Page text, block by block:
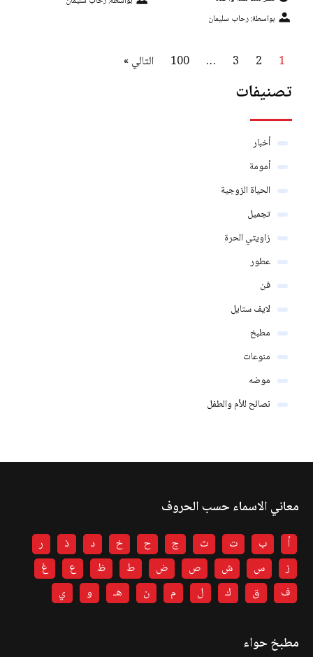
بواسطة: رحاب سليمان
1
2
3
…
100 التالي »
تصنيفات
أخبار
أمومة
الحياة الزوجية
تجميل
زاويتي الحرة
عطور
فن
لايف ستايل
مطبخ
منوعات
موضه
نصائح للأم والطفل
معاني الاسماء حسب الحروف
أ ب ت ث ج ح خ د ذ
ر
ز
س ش ص ض ط ظ ع
غ
ف
ق ك ل م ن هـ و ي
مطبخ حواء